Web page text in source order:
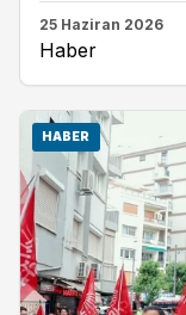
25 Haziran 2026
Haber
HABER